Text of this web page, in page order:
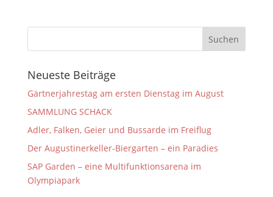
Neueste Beiträge
Gärtnerjahrestag am ersten Dienstag im August
SAMMLUNG SCHACK
Adler, Falken, Geier und Bussarde im Freiflug
Der Augustinerkeller-Biergarten – ein Paradies
SAP Garden – eine Multifunktionsarena im
Olympiapark